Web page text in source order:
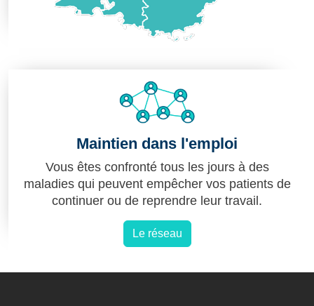
Maintien dans l'emploi
Vous êtes confronté tous les jours à des
maladies qui peuvent empêcher vos patients de
continuer ou de reprendre leur travail.
Le réseau